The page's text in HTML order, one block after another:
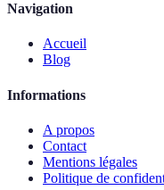
Navigation
Accueil
Blog
Informations
A propos
Contact
Mentions légales
Politique de